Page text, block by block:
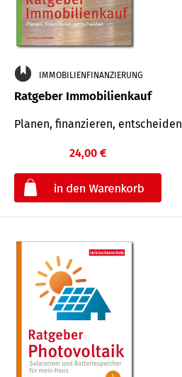
IMMOBILIENFINANZIERUNG
Ratgeber Immobilienkauf
Planen, finanzieren, entscheiden
24,00 €